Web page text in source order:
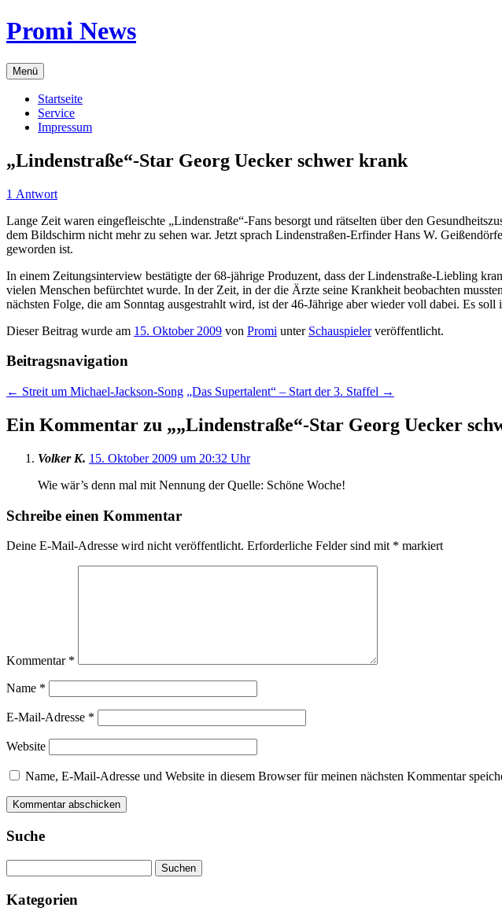
Zum
Inhalt
Promi News
Menü
Startseite
Service
Impressum
„Lindenstraße“-Star Georg Uecker schwer krank
1 Antwort
Lange Zeit waren eingefleischte „Lindenstraße“-Fans besorgt und rätselten über den
dem Bildschirm nicht mehr zu sehen war. Jetzt sprach Lindenstraßen-Erfinder Hans W.
geworden ist.
In einem Zeitungsinterview bestätigte der 68-jährige Produzent, dass der Lindenstraße-Liebling
vielen Menschen befürchtet wurde. In der Zeit, in der die Ärzte seine Krankheit beobachten
nächsten Folge, die am Sonntag ausgestrahlt wird, ist der 46-Jährige aber wieder voll dabei. Es soll
Dieser Beitrag wurde am 15. Oktober 2009 von Promi unter Schauspielerveröffentlicht.
Beitragsnavigation
← Streit um Michael-Jackson-Song „Das Supertalent“ – Start der 3. Staffel →
Ein Kommentar zu „„Lindenstraße“-Star Georg Uecker
Volker K. 15. Oktober 2009 um 20:32 Uhr
Wie wär’s denn mal mit Nennung der Quelle: Schöne Woche!
Schreibe einen Kommentar
Deine E-Mail-Adresse wird nicht veröffentlicht. Erforderliche Felder sind mit * markiert
Kommentar *
Name *
E-Mail-Adresse *
Website
Name, E-Mail-Adresse und Website in diesem Browser für meinen nächsten Kommentar
Suche
nach:
Kategorien